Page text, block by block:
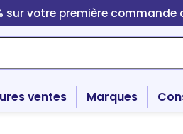
sur votre première commande
ventes Marques